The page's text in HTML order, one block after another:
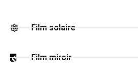
Film solaire
Film miroir